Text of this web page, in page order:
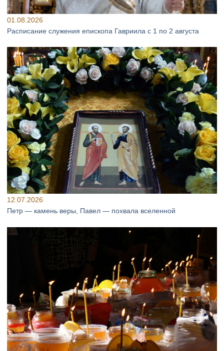
01.08.2026
Расписание служения епископа Гавриила с 1 по 2 августа
12.07.2026
Петр — камень веры, Павел — похвала вселенной